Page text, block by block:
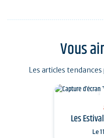
Vous
Les articles
Les
Le